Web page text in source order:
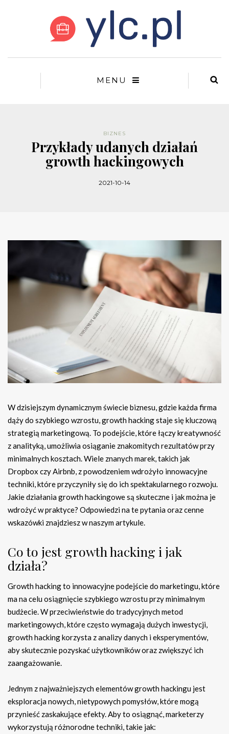
MENU
BIZNES
Przykłady udanych działań
growth hackingowych
2021-10-14
W dzisiejszym dynamicznym świecie biznesu, gdzie każda firma
dąży do szybkiego wzrostu, growth hacking staje się kluczową
strategią marketingową. To podejście, które łączy kreatywność
z analityką, umożliwia osiąganie znakomitych rezultatów przy
minimalnych kosztach. Wiele znanych marek, takich jak
Dropbox czy Airbnb, z powodzeniem wdrożyło innowacyjne
techniki, które przyczyniły się do ich spektakularnego rozwoju.
Jakie działania growth hackingowe są skuteczne i jak można je
wdrożyć w praktyce? Odpowiedzi na te pytania oraz cenne
wskazówki znajdziesz w naszym artykule.
Co to jest growth hacking i jak
działa?
Growth hacking to innowacyjne podejście do marketingu, które
ma na celu osiągnięcie szybkiego wzrostu przy minimalnym
budżecie. W przeciwieństwie do tradycyjnych metod
marketingowych, które często wymagają dużych inwestycji,
growth hacking korzysta z analizy danych i eksperymentów,
aby skutecznie pozyskać użytkowników oraz zwiększyć ich
zaangażowanie.
Jednym z najważniejszych elementów growth hackingu jest
eksploracja nowych, nietypowych pomysłów, które mogą
przynieść zaskakujące efekty. Aby to osiągnąć, marketerzy
wykorzystują różnorodne techniki, takie jak: